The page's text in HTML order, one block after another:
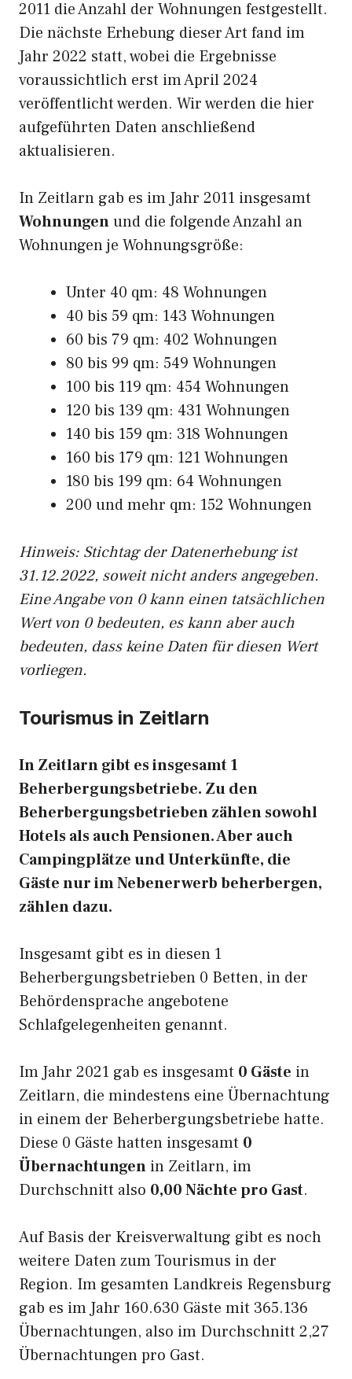
2011 die Anzahl der Wohnungen festgestellt.
Die nächste Erhebung dieser Art fand im
Jahr 2022 statt, wobei die Ergebnisse
voraussichtlich erst im April 2024
veröffentlicht werden. Wir werden die hier
aufgeführten Daten anschließend
aktualisieren.
In Zeitlarn gab es im Jahr 2011 insgesamt
Wohnungenund die folgende Anzahl an
Wohnungen je Wohnungsgröße:
Unter 40 qm: 48 Wohnungen
40 bis 59 qm: 143 Wohnungen
60 bis 79 qm: 402 Wohnungen
80 bis 99 qm: 549 Wohnungen
100 bis 119 qm: 454 Wohnungen
120 bis 139 qm: 431 Wohnungen
140 bis 159 qm: 318 Wohnungen
160 bis 179 qm: 121 Wohnungen
180 bis 199 qm: 64 Wohnungen
200 und mehr qm: 152 Wohnungen
Hinweis: Stichtag der Datenerhebung ist
31.12.2022, soweit nicht anders angegeben.
Eine Angabe von 0 kann einen tatsächlichen
Wert von 0 bedeuten, es kann aber auch
bedeuten, dass keine Daten für diesen Wert
vorliegen.
Tourismus in Zeitlarn
In Zeitlarn gibt es insgesamt 1
Beherbergungsbetriebe. Zu den
Beherbergungsbetrieben zählen sowohl
Hotels als auch Pensionen. Aber auch
Campingplätze und Unterkünfte, die
Gäste nur im Nebenerwerb beherbergen,
zählen dazu.
Insgesamt gibt es in diesen 1
Beherbergungsbetrieben 0 Betten, in der
Behördensprache angebotene
Schlafgelegenheiten genannt.
Im Jahr 2021 gab es insgesamt 0 Gäste in
Zeitlarn, die mindestens eine Übernachtung
in einem der Beherbergungsbetriebe hatte.
Diese 0 Gäste hatten insgesamt 0
Übernachtungen in Zeitlarn, im
Durchschnitt also 0,00 Nächte pro Gast.
Auf Basis der Kreisverwaltung gibt es noch
weitere Daten zum Tourismus in der
Region. Im gesamten Landkreis Regensburg
gab es im Jahr 160.630 Gäste mit 365.136
Übernachtungen, also im Durchschnitt 2,27
Übernachtungen pro Gast.